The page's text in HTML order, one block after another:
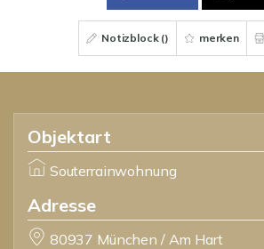
Notizblock () merken
Objektart
Souterrainwohnung
Adresse
80937 München / Am Hart